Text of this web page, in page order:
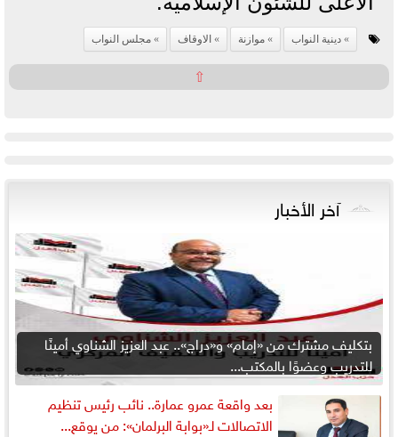
دينية النواب موازنة الاوقاف مجلس النواب
⇧
آخر الأخبار
بتكليف مشترك من «إمام» و«دراج».. عبد العزيز الشناوي أمينًا
للتدريب وعضوًا بالمكتب...
بعد واقعة عمرو عمارة.. نائب رئيس تنظيم
الاتصالات لـ«بوابة البرلمان»: من يوقع...